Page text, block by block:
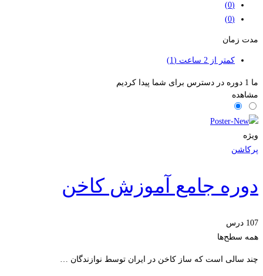
(0)
(0)
مدت زمان
کمتر از 2 ساعت (1)
ما 1 دوره در دسترس برای شما پیدا کردیم
مشاهده
ویژه
پرکاشن
دوره جامع آموزش کاخن
107 درس
همه سطح‌ها
چند سالی است که ساز کاخن در ایران توسط نوازندگان …